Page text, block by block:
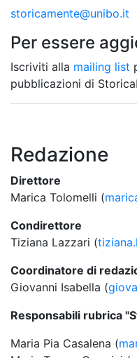
storicamente@unibo.it
Per essere
Iscriviti alla mailing list
pubblicazioni di
Redazione
Direttore
Marica Tolomelli (
Condirettore
Tiziana Lazzari (
Coordinatore di
Giovanni Isabella (
Responsabili rubrica
Maria Pia Casalena (